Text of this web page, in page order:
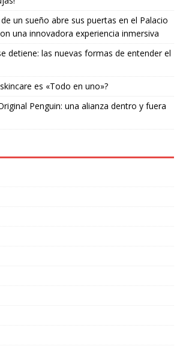
un sueño abre sus puertas en el Palacio
una innovadora experiencia inmersiva
detiene: las nuevas formas de entender el
es «Todo en uno»?
Penguin: una alianza dentro y fuera